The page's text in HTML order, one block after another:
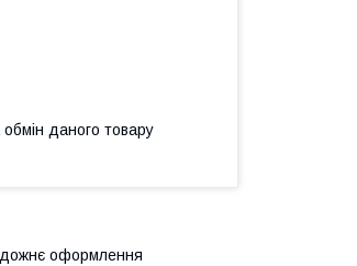
даного товару
оформлення